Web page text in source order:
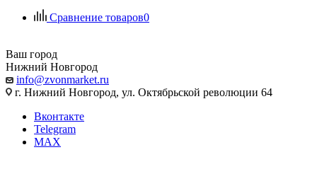
Сравнение товаров0
Ваш город
Нижний Новгород
info@zvonmarket.ru
г. Нижний Новгород, ул. Октябрьской революции 64
Вконтакте
Telegram
MAX